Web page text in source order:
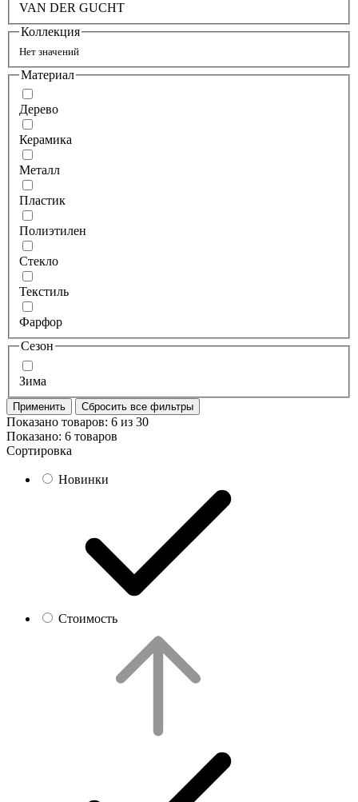
VAN DER GUCHT
Коллекция
Нет значений
Материал
Дерево
Керамика
Металл
Пластик
Полиэтилен
Стекло
Текстиль
Фарфор
Сезон
Зима
Применить Сбросить все фильтры
Показано товаров: 6 из 30
Показано: 6 товаров
Сортировка
Новинки
Стоимость